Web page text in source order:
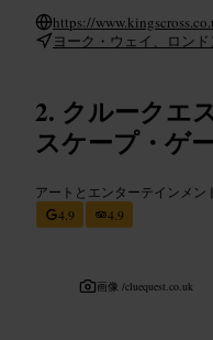
https://
ヨーク・ウェイ、ロン
クルークエ
スケープ・ゲ
アートとエンターテインメン
4.9
4.9
画像 /cluequest.co.uk